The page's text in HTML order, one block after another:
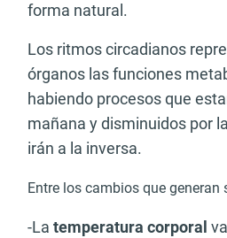
forma natural.
Los ritmos circadianos
órganos las funciones
habiendo procesos que
mañana y disminuidos por
irán a la inversa.
Entre los cambios que generan
-La temperatura corporal